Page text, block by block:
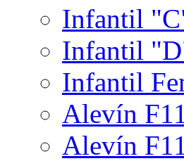
Infantil
Infantil
Infantil
Alevín
Alevín